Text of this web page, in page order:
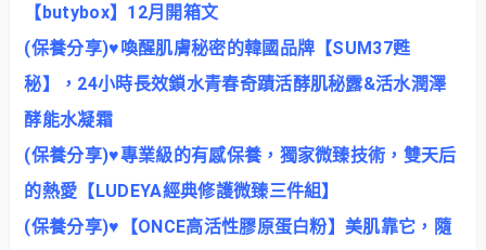
【butybox】12月開箱文
(保養分享)♥喚醒肌膚秘密的韓國品牌【SUM37甦
秘】，24小時長效鎖水青春奇蹟活酵肌秘露&活水潤澤
酵能水凝霜
(保養分享)♥專業級的有感保養，獨家微臻技術，雙天后
的熱愛【LUDEYA經典修護微臻三件組】
(保養分享)♥【ONCE高活性膠原蛋白粉】美肌靠它，隨